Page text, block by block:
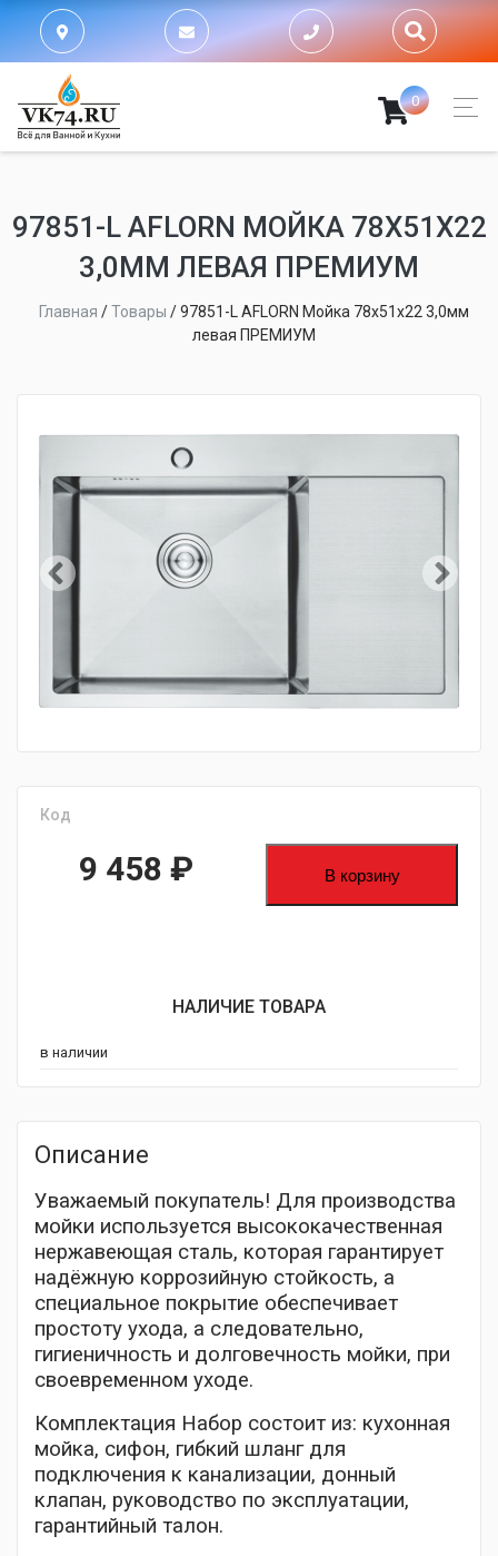
0
97851-L AFLORN МОЙКА 78Х51Х22
3,0ММ ЛЕВАЯ ПРЕМИУМ
Главная /Товары /97851-L AFLORN Мойка 78х51х22 3,0мм
левая ПРЕМИУМ
Код
9 458 ₽ В корзину
НАЛИЧИЕ ТОВАРА
в наличии
Описание
Уважаемый покупатель! Для производства
мойки используется высококачественная
нержавеющая сталь, которая гарантирует
надёжную коррозийную стойкость, а
специальное покрытие обеспечивает
простоту ухода, а следовательно,
гигиеничность и долговечность мойки, при
своевременном уходе.
Комплектация Набор состоит из: кухонная
мойка, сифон, гибкий шланг для
подключения к канализации, донный
клапан, руководство по эксплуатации,
гарантийный талон.